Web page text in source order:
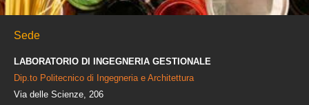
Sede
LABORATORIO DI INGEGNERIA GESTIONALE
Dip.to Politecnico di Ingegneria e Architettura
Via delle Scienze, 206